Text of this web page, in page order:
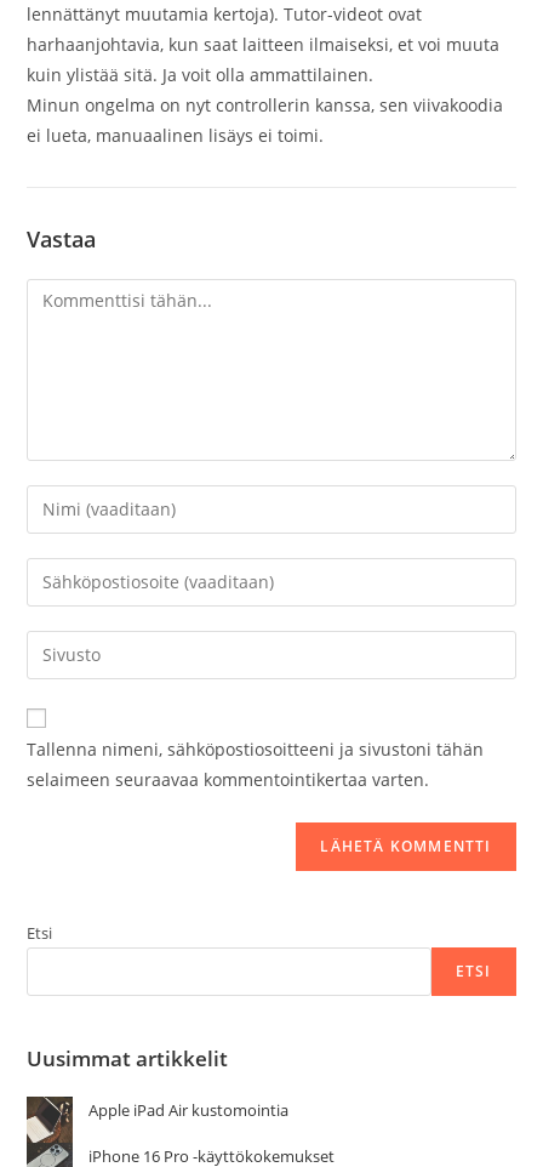
lennättänyt muutamia kertoja). Tutor-videot ovat
harhaanjohtavia, kun saat laitteen ilmaiseksi, et voi muuta
kuin ylistää sitä. Ja voit olla ammattilainen.
Minun ongelma on nyt controllerin kanssa, sen viivakoodia
ei lueta, manuaalinen lisäys ei toimi.
Vastaa
Kommentti
Kirjoita
nimesi
tai
käyttäjätunnuksesi
Kirjoita
sähköpostiosoitteesi
kommentoidaksesi
Kirjoita
sivustosi
verkko-
osoite/URL
Tallenna nimeni, sähköpostiosoitteeni ja sivustoni tähän
selaimeen seuraavaa kommentointikertaa varten.
Etsi
ETSI
Uusimmat artikkelit
Apple iPad Air kustomointia
iPhone 16 Pro -käyttökokemukset